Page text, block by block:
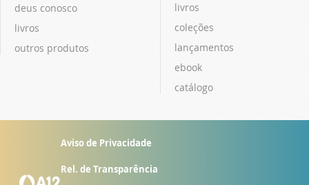
deus conosco
livros
outros produtos
livros
coleções
lançamentos
ebook
catálogo
Aviso de Privacidade
Rel. de Transparência